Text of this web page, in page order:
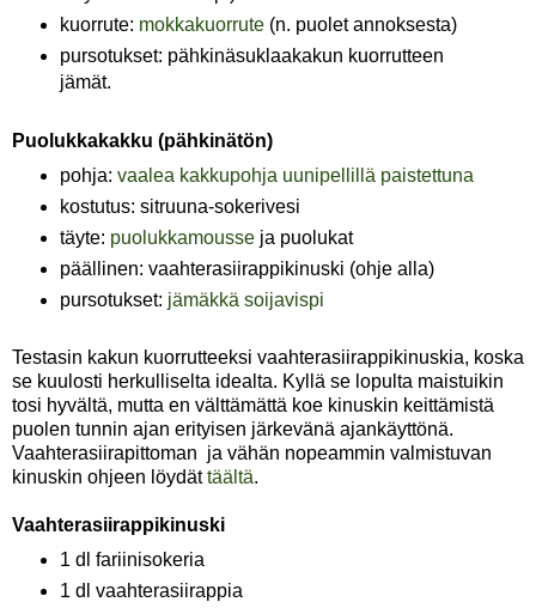
kuorrute: mokkakuorrute(n. puolet annoksesta)
pursotukset: pähkinäsuklaakakun kuorrutteen
jämät.
Puolukkakakku (pähkinätön)
pohja: vaalea kakkupohja uunipellillä paistettuna
kostutus: sitruuna-sokerivesi
täyte: puolukkamousseja puolukat
päällinen: vaahterasiirappikinuski (ohje alla)
pursotukset: jämäkkä soijavispi
Testasin kakun kuorrutteeksi vaahterasiirappikinuskia, koska
se kuulosti herkulliselta idealta. Kyllä se lopulta maistuikin
tosi hyvältä, mutta en välttämättä koe kinuskin keittämistä
puolen tunnin ajan erityisen järkevänä ajankäyttönä.
Vaahterasiirapittoman ja vähän nopeammin valmistuvan
kinuskin ohjeen löydättäältä.
Vaahterasiirappikinuski
1 dl fariinisokeria
1 dl vaahterasiirappia